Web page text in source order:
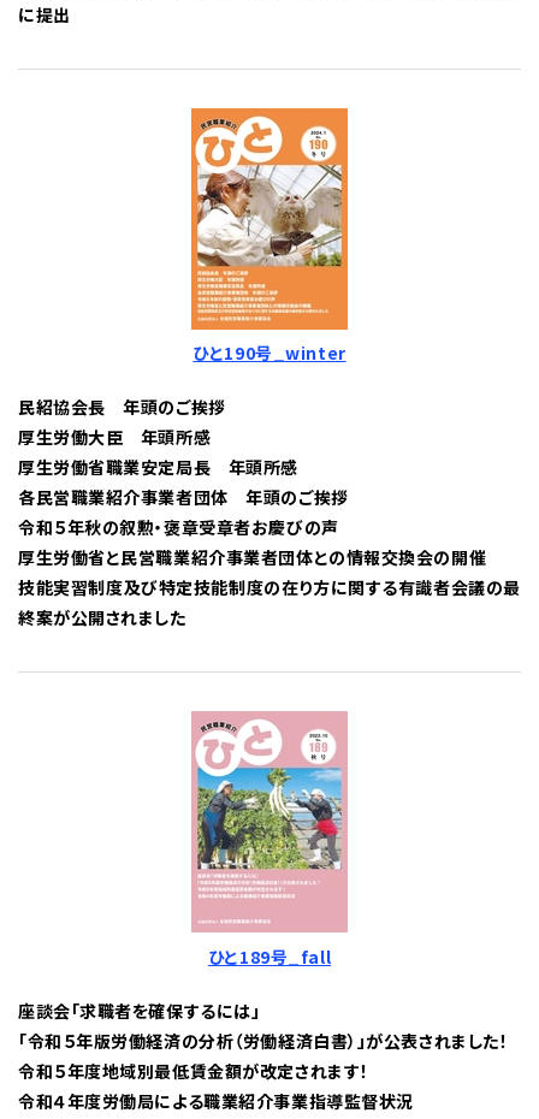
に提出
ひと190号_winter
民紹協会長 年頭のご挨拶
厚生労働大臣 年頭所感
厚生労働省職業安定局長 年頭所感
各民営職業紹介事業者団体 年頭のご挨拶
令和５年秋の叙勲・褒章受章者お慶びの声
厚生労働省と民営職業紹介事業者団体との情報交換会の開催
技能実習制度及び特定技能制度の在り方に関する有識者会議の最
終案が公開されました
ひと189号_fall
座談会「求職者を確保するには」
「令和５年版労働経済の分析（労働経済白書）」が公表されました！
令和５年度地域別最低賃金額が改定されます！
令和４年度労働局による職業紹介事業指導監督状況